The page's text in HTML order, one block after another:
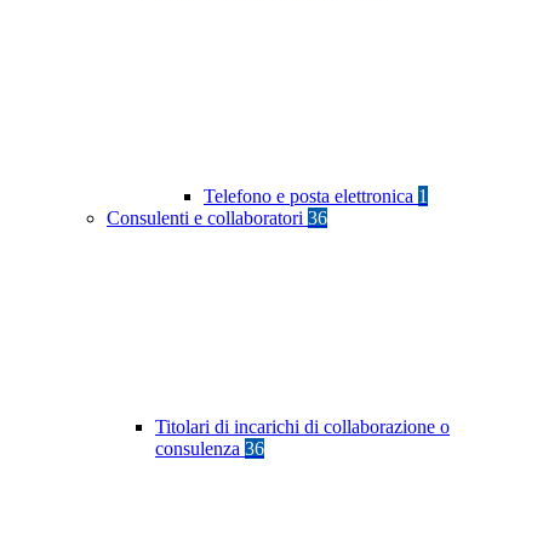
Telefono e posta elettronica 1
Consulenti e collaboratori 36
Titolari di incarichi di collaborazione o
consulenza 36